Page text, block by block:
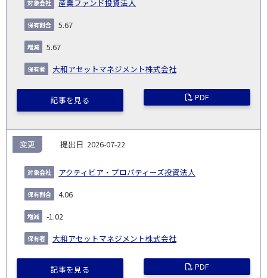
産業ファンド投資法人
5.67
5.67
大和アセットマネジメント株式会社
記事を見る PDF
2026-07-22
アクティビア・プロパティーズ投資法人
変更
4.06
-1.02
大和アセットマネジメント株式会社
記事を見る PDF